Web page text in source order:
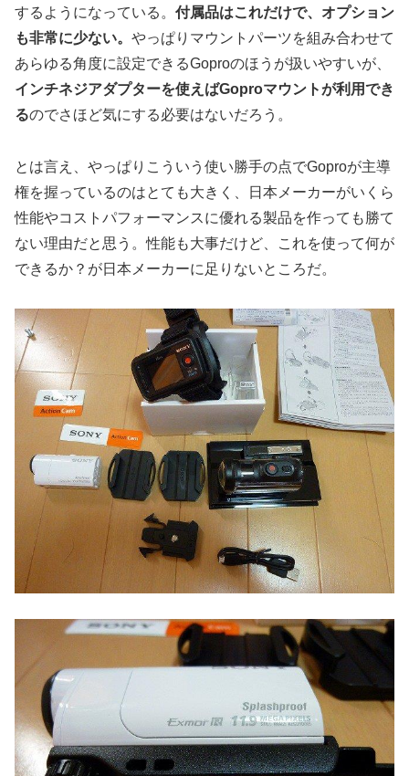
するようになっている。 付属品はこれだけで、オプション
も非常に少ない。 やっぱりマウントパーツを組み合わせて
あらゆる角度に設定できるGoproのほうが扱いやすいが、
インチネジアダプターを使えばGoproマウントが利用でき
るのでさほど気にする必要はないだろう。
とは言え、やっぱりこういう使い勝手の点でGoproが主導
権を握っているのはとても大きく、日本メーカーがいくら
性能やコストパフォーマンスに優れる製品を作っても勝て
ない理由だと思う。性能も大事だけど、これを使って何が
できるか？が日本メーカーに足りないところだ。